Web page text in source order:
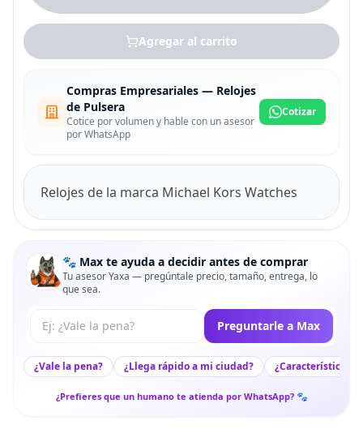
Agregar al carrito
Compras Empresariales — Relojes
de Pulsera
Cotice por volumen y hable con un asesor
por WhatsApp
Cotizar
Relojes de la marca Michael Kors Watches
🐾 Max te ayuda a decidir antes de comprar
Tu asesor Yaxa — pregúntale precio, tamaño, entrega, lo
que sea.
Tu pregunta a Max Preguntarle a Max
¿Vale la pena? ¿Llega rápido a mi ciudad? ¿Características
¿Prefieres que un humano te atienda por WhatsApp? 🐾